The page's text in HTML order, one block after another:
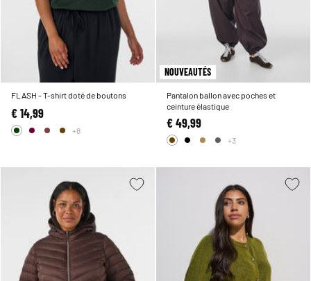
FLASH - T-shirt doté de boutons
€ 14,99
+8
NOUVEAUTÉS
Pantalon ballon avec poches et
ceinture élastique
€ 49,99
+3